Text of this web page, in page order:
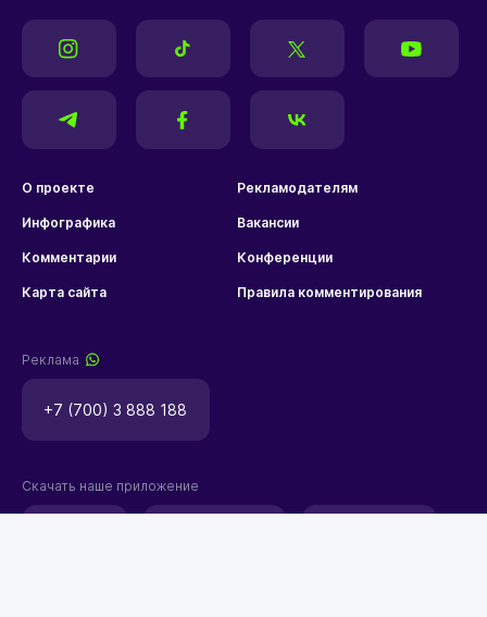
О проекте Рекламодателям
Инфографика Вакансии
Комментарии Конференции
Карта сайта Правила комментирования
Реклама
+7 (700) 3 888 188
Скачать наше приложение